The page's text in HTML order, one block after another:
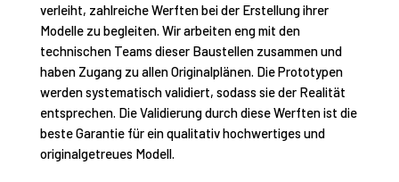
verleiht, zahlreiche Werften bei der Erstellung ihrer
Modelle zu begleiten. Wir arbeiten eng mit den
technischen Teams dieser Baustellen zusammen und
haben Zugang zu allen Originalplänen. Die Prototypen
werden systematisch validiert, sodass sie der Realität
entsprechen. Die Validierung durch diese Werften ist die
beste Garantie für ein qualitativ hochwertiges und
originalgetreues Modell.